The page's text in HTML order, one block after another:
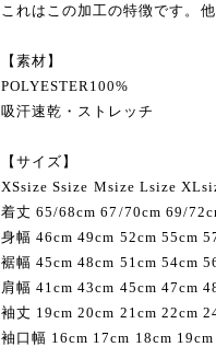
これはこの加工の特徴です。
【素材】
POLYESTER100%
吸汗速乾・ストレッチ
【サイズ】
XSsize Ssize Msize Lsize
着丈 65/68cm 67/70cm 69/
身幅 46cm 49cm 52cm 55cm
裾幅 45cm 48cm 51cm 54cm
肩幅 41cm 43cm 45cm 47cm
袖丈 19cm 20cm 21cm 22cm
袖口幅 16cm 17cm 18cm 19cm